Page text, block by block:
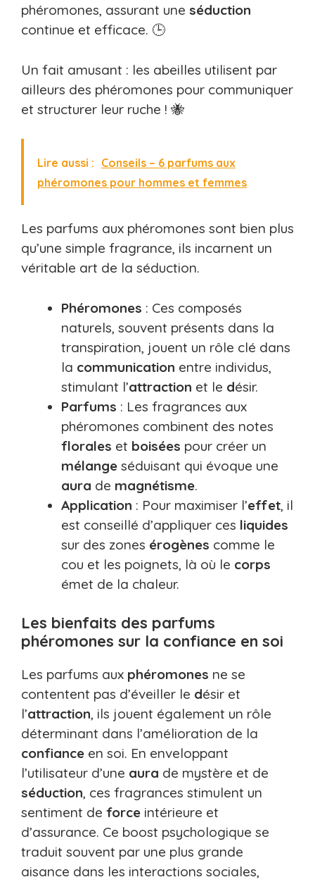
phéromones, assurant une séduction
continue et efficace. 🕒
Un fait amusant : les abeilles utilisent par
ailleurs des phéromones pour communiquer
et structurer leur ruche ! 🐝
Lire aussi : Conseils – 6 parfums aux
phéromones pour hommes et femmes
Les parfums aux phéromones sont bien plus
qu’une simple fragrance, ils incarnent un
véritable art de la séduction.
Phéromones : Ces composés
naturels, souvent présents dans la
transpiration, jouent un rôle clé dans
la communication entre individus,
stimulant l’attraction et le désir.
Parfums : Les fragrances aux
phéromones combinent des notes
florales et boisées pour créer un
mélange séduisant qui évoque une
aura de magnétisme.
Application : Pour maximiser l’effet, il
est conseillé d’appliquer ces liquides
sur des zones érogènes comme le
cou et les poignets, là où le corps
émet de la chaleur.
Les bienfaits des parfums
phéromones sur la confiance en soi
Les parfums aux phéromones ne se
contentent pas d’éveiller le désir et
l’attraction, ils jouent également un rôle
déterminant dans l’amélioration de la
confiance en soi. En enveloppant
l’utilisateur d’une aura de mystère et de
séduction, ces fragrances stimulent un
sentiment de force intérieure et
d’assurance. Ce boost psychologique se
traduit souvent par une plus grande
aisance dans les interactions sociales,